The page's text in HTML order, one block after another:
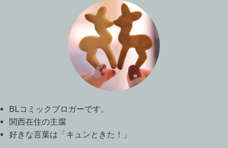
BLコミックブロガーです。
関西在住の主腐
好きな言葉は「キュンときた！」